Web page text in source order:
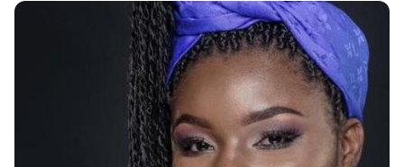
Rédigé par